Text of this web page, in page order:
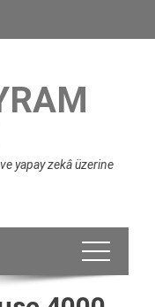
yapay zekâ üzerine